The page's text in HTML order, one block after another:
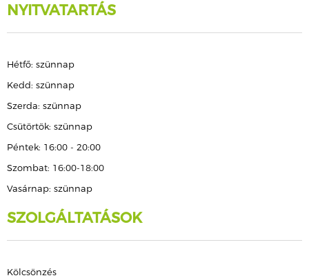
NYITVATARTÁS
Hétfő: szünnap
Kedd: szünnap
Szerda: szünnap
Csütörtök: szünnap
Péntek: 16:00 - 20:00
Szombat: 16:00-18:00
Vasárnap: szünnap
SZOLGÁLTATÁSOK
Kölcsönzés